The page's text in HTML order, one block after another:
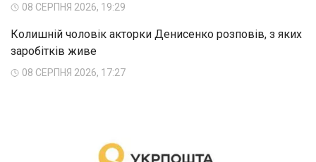
08 СЕРПНЯ 2026, 19:29
Колишній чоловік акторки Денисенко розповів, з яких
заробітків живе
08 СЕРПНЯ 2026, 17:27